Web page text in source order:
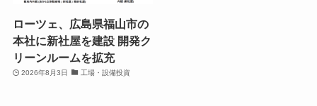
ローツェ、広島県福山市の
本社に新社屋を建設 開発ク
リーンルームを拡充
2026年8月3日 工場・設備投資